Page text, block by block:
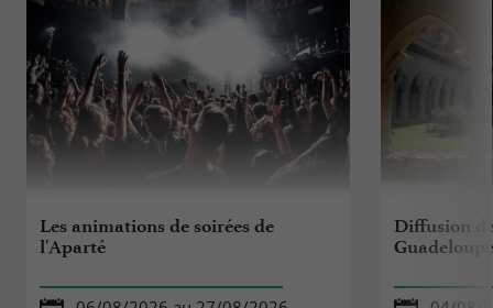
Les animations de soirées de
l'Aparté
Diffusion